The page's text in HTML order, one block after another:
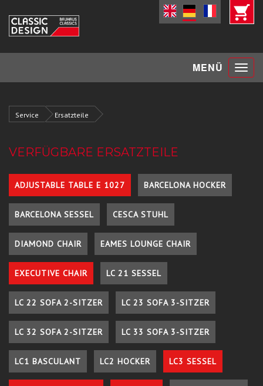
MENÜ Toggle
Service Ersatzteile
VERFÜGBARE ERSATZTEILE
ADJUSTABLE TABLE E 1027 BARCELONA HOCKER
BARCELONA SESSEL CESCA STUHL
DIAMOND CHAIR EAMES LOUNGE CHAIR
EXECUTIVE CHAIR LC 21 SESSEL
LC 22 SOFA 2-SITZER LC 23 SOFA 3-SITZER
LC 32 SOFA 2-SITZER LC 33 SOFA 3-SITZER
LC1 BASCULANT LC2 HOCKER LC3 SESSEL